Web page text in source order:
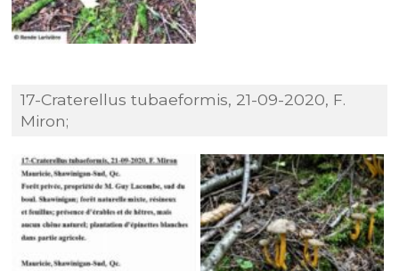
17-Craterellus tubaeformis, 21-09-2020, F.
Miron;